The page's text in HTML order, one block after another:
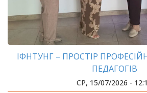
ІФНТУНГ – ПРОСТІР
ПЕДАГОГІВ
СР, 15/07/2026 -